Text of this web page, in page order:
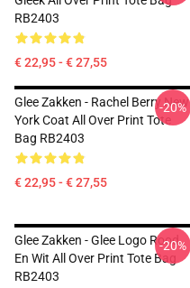
RB2403
€ 22,95 - € 27,55
Glee Zakken - Rachel Berry New
York Coat All Over Print Tote
Bag RB2403
€ 22,95 - € 27,55
-20%
Glee Zakken - Glee Logo Rood
En Wit All Over Print Tote Bag
RB2403
-20%